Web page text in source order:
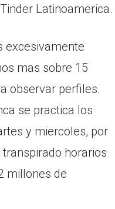
Latinoamerica.
excesivamente
mas sobre 15
observar perfiles.
se practica los
y miercoles, por
horarios
millones de